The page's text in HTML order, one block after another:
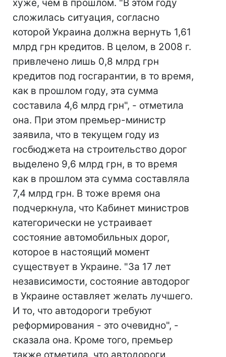
хуже, чем в прошлом. "В этом году
сложилась ситуация, согласно
которой Украина должна вернуть 1,61
млрд грн кредитов. В целом, в 2008 г.
привлечено лишь 0,8 млрд грн
кредитов под госгарантии, в то время,
как в прошлом году, эта сумма
составила 4,6 млрд грн", - отметила
она. При этом премьер-министр
заявила, что в текущем году из
госбюджета на строительство дорог
выделено 9,6 млрд грн, в то время
как в прошлом эта сумма составляла
7,4 млрд грн. В тоже время она
подчеркнула, что Кабинет министров
категорически не устраивает
состояние автомобильных дорог,
которое в настоящий момент
существует в Украине. "За 17 лет
независимости, состояние автодорог
в Украине оставляет желать лучшего.
И то, что автодороги требуют
реформирования - это очевидно", -
сказала она. Кроме того, премьер